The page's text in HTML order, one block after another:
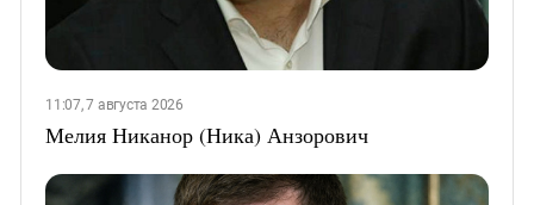
11:07, 7 августа 2026
Мелия Никанор (Ника) Анзорович